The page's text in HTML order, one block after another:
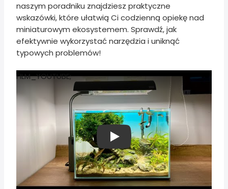
naszym poradniku znajdziesz praktyczne
wskazówki, które ułatwią Ci codzienną opiekę nad
miniaturowym ekosystemem. Sprawdź, jak
efektywnie wykorzystać narzędzia i uniknąć
typowych problemów!
FILM_YOUTUBE;
Play